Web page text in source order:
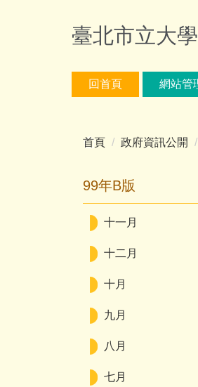
臺北市立大
回首頁 網站管
首頁 政府資訊公開
99年B版
十一月
十二月
十月
九月
八月
七月